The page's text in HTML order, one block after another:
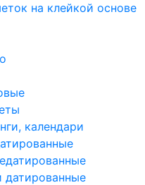
на клейкой основе
календари
датированные